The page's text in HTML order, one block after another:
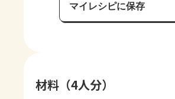
マイレシピに保存
保存済み
材料（4人分）